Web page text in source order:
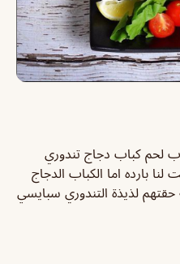
كباب لحم كباب دجاج تندوري
بارده اما الكباب الدجاج
حقتهم لذيذة التندوري سبايسي